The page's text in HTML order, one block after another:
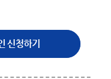
신청하기